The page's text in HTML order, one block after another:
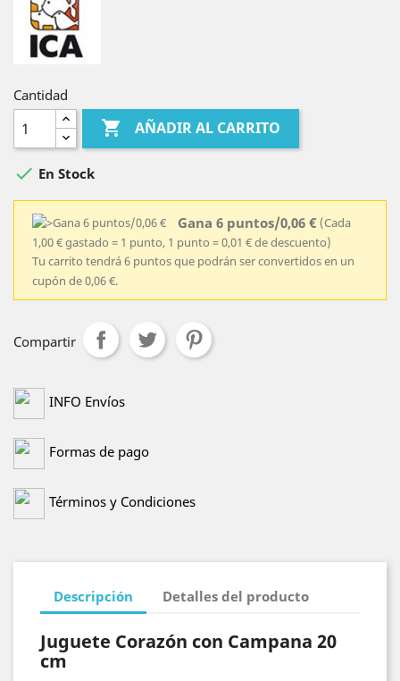
Cantidad
 AÑADIR AL CARRITO
 En Stock
Gana 6 puntos/0,06 € (Cada
1,00 € gastado = 1 punto, 1 punto = 0,01 € de descuento)
Tu carrito tendrá 6 puntos que podrán ser convertidos en un
cupón de 0,06 €.
Compartir
INFO Envíos
Formas de pago
Términos y Condiciones
Descripción Detalles del producto
Juguete Corazón con Campana 20
cm